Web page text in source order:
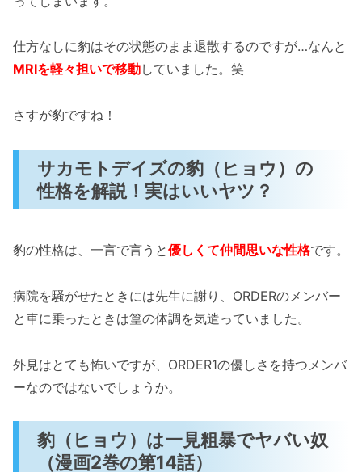
仕方なしに豹はその状態のまま退散するのですが…なんと
MRIを軽々担いで移動していました。笑
さすが豹ですね！
サカモトデイズの豹（ヒョウ）の
性格を解説！実はいいヤツ？
豹の性格は、一言で言うと優しくて仲間思いな性格です。
病院を騒がせたときには先生に謝り、ORDERのメンバー
と車に乗ったときは篁の体調を気遣っていました。
外見はとても怖いですが、ORDER1の優しさを持つメンバ
ーなのではないでしょうか。
豹（ヒョウ）は一見粗暴でヤバい奴
（漫画2巻の第14話）